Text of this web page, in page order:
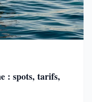
: spots, tarifs,